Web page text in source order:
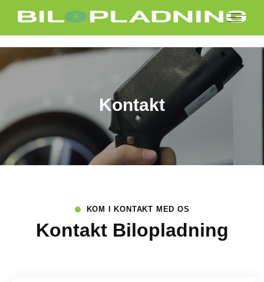
Kontakt
KOM I KONTAKT MED OS
Kontakt Bilopladning